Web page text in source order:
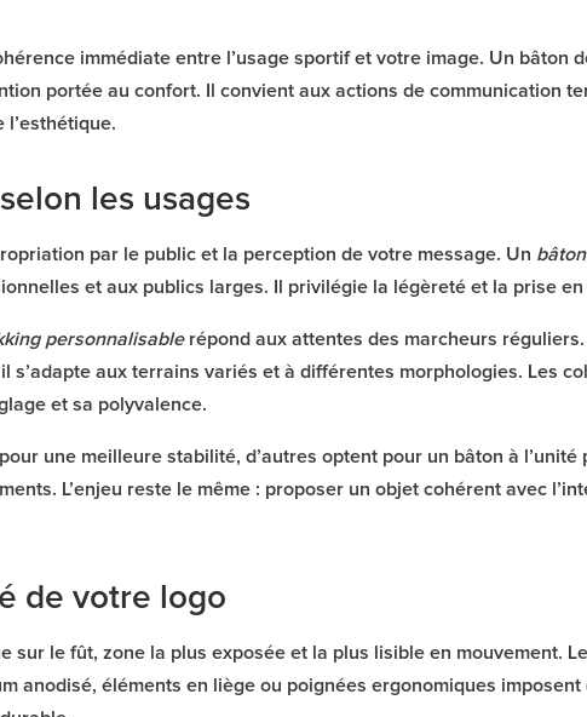
immédiate entre l’usage sportif et votre image. Un bâton
portée au confort. Il convient aux actions de communication
les usages
par le public et la perception de votre message. Un
et aux publics larges. Il privilégie la légèreté et la prise en
personnalisablerépond aux attentes des marcheurs
s’adapte aux terrains variés et à différentes morphologies. Les
et sa polyvalence.
une meilleure stabilité, d’autres optent pour un bâton à l’unité
L’enjeu reste le même : proposer un objet cohérent avec
de votre logo
sur le fût, zone la plus exposée et la plus lisible en mouvement.
anodisé, éléments en liège ou poignées ergonomiques